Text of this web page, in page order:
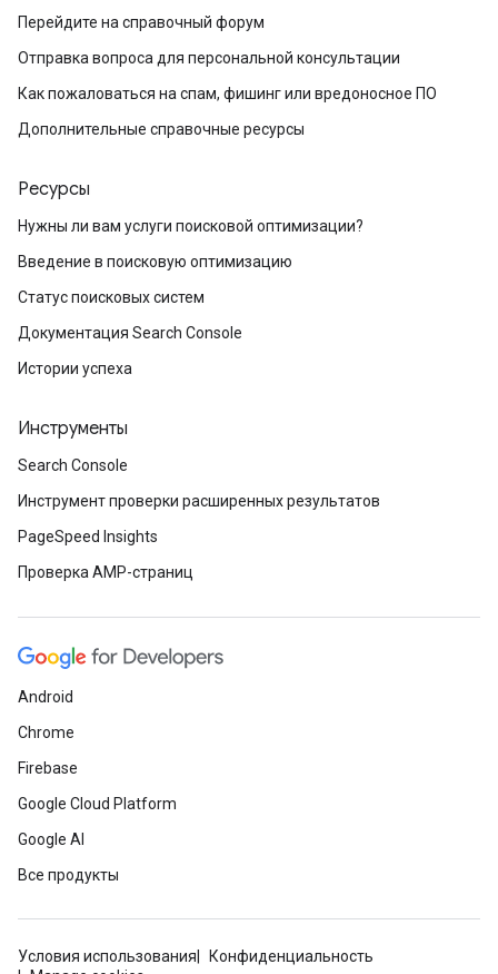
Перейдите на справочный форум
Отправка вопроса для персональной консультации
Как пожаловаться на спам, фишинг или вредоносное ПО
Дополнительные справочные ресурсы
Ресурсы
Нужны ли вам услуги поисковой оптимизации?
Введение в поисковую оптимизацию
Статус поисковых систем
Документация Search Console
Истории успеха
Инструменты
Search Console
Инструмент проверки расширенных результатов
PageSpeed Insights
Проверка AMP-страниц
Android
Chrome
Firebase
Google Cloud Platform
Google AI
Все продукты
Условия использования
Конфиденциальность